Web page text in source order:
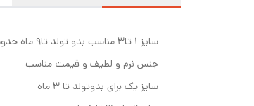
سایز ۱ تا۳ مناسب بدو تولد تا۹ ماه حدودا
جنس نرم و لطیف و قیمت مناسب
سایز یک برای بدوتولد تا ۳ ماه